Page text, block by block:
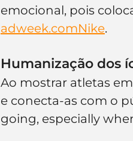
emocional, pois
adweek.comNike.
Humanização dos
Ao mostrar atletas
e conecta-as com o
going, especially